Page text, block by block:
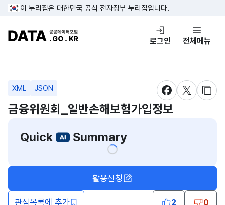
콘텐츠 바로가기
푸터 바로가기
이 누리집은 대한민국 공식 전자정부 누리집입니다.
DATA.GO.KR 공공데이터포털
로그인 전체메뉴
XML JSON
새창 열림새창 열림
새창
금융위원회_일반손해보험가입정보
Quick
Summary
관심목록에 추가
활용신청
2 0